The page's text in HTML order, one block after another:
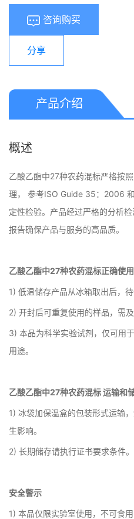
咨询购买
分享
产品介绍
概述
乙酸乙酯中27种农药混标严格按
理， 参考ISO Guide 35：2006
定性检验。产品经过严格的分析
报告确保产品与服务的高品质。
乙酸乙酯中27种农药混标正确使
1) 低温储存产品从冰箱取出后，
2) 开封后可重复使用的样品，需
3) 本品为科学实验试剂，仅可用
用途。
乙酸乙酯中27种农药混标 运输和
1) 冰袋加保温盒的包装形式运输
生影响。
2) 长期储存请执行证书要求条件。
安全警示
1) 本品仅限实验室使用，不可食用